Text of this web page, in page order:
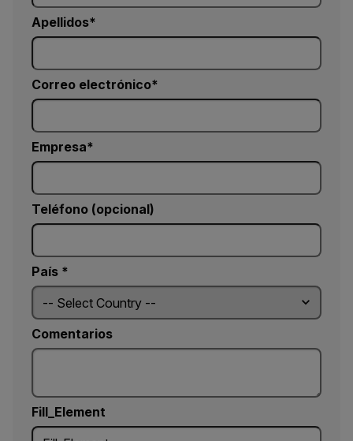
Apellidos
Correo electrónico
Empresa
Teléfono (opcional)
País *
Comentarios
Fill_Element